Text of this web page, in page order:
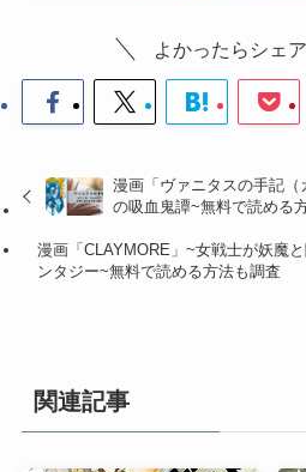
よかったらシェ
漫画「ヴァニタスの手記
の吸血鬼譚~無料で読める
漫画「CLAYMORE」~女戦士が妖魔
ンタジー~無料で読める方法も調査
関連記事